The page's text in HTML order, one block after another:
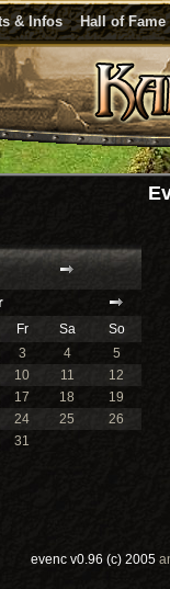
& Infos Hall of Fame
Fr Sa
So
3 4
5
10 11
12
17 18
19
24 25
26
31
evenc v0.96 (c) 2005